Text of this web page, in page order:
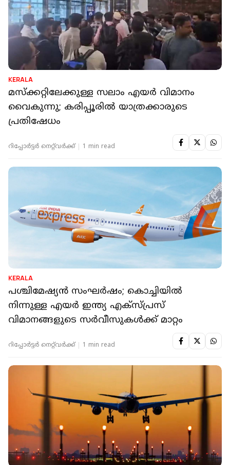
KERALA
മസ്‌ക്കറ്റിലേക്കുള്ള സലാം എയര്‍ വിമാനം
വൈകുന്നു; കരിപ്പൂരില്‍ യാത്രക്കാരുടെ
പ്രതിഷേധം
റിപ്പോർട്ടർ നെറ്റ്‌വര്‍ക്ക്‌ 1 min read
KERALA
പശ്ചിമേഷ്യൻ സംഘർഷം; കൊച്ചിയിൽ
നിന്നുള്ള എയർ ഇന്ത്യ എക്‌സ്പ്രസ്‌
വിമാനങ്ങളുടെ സർവീസുകൾക്ക് മാറ്റം
റിപ്പോർട്ടർ നെറ്റ്‌വര്‍ക്ക്‌ 1 min read